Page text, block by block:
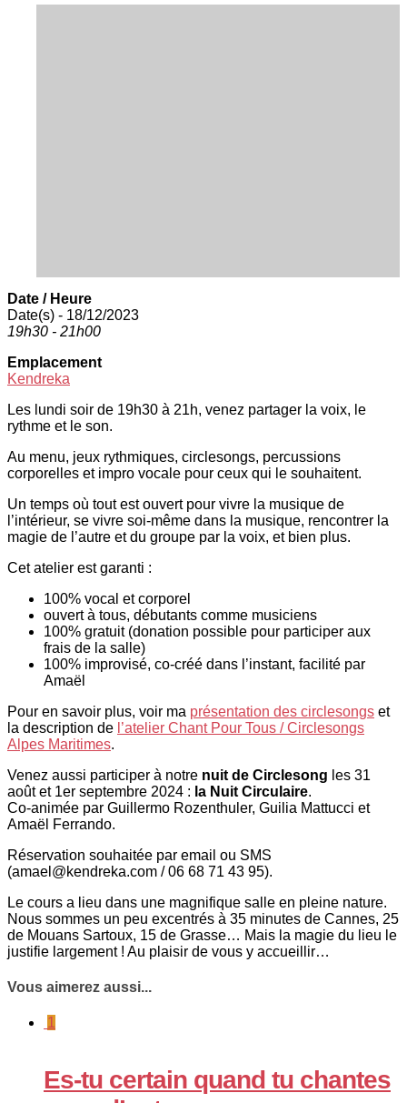
Date / Heure
Date(s) - 18/12/2023
19h30 - 21h00
Emplacement
Kendreka
Les lundi soir de 19h30 à 21h, venez partager la voix, le
rythme et le son.
Au menu, jeux rythmiques, circlesongs, percussions
corporelles et impro vocale pour ceux qui le souhaitent.
Un temps où tout est ouvert pour vivre la musique de
l’intérieur, se vivre soi-même dans la musique, rencontrer la
magie de l’autre et du groupe par la voix, et bien plus.
Cet atelier est garanti :
100% vocal et corporel
ouvert à tous, débutants comme musiciens
100% gratuit (donation possible pour participer aux
frais de la salle)
100% improvisé, co-créé dans l’instant, facilité par
Amaël
Pour en savoir plus, voir ma présentation des circlesongs et
la description de l’atelier Chant Pour Tous / Circlesongs
Alpes Maritimes.
Venez aussi participer à notre nuit de Circlesong les 31
août et 1er septembre 2024 : la Nuit Circulaire.
Co-animée par Guillermo Rozenthuler, Guilia Mattucci et
Amaël Ferrando.
Réservation souhaitée par email ou SMS
(amael@kendreka.com / 06 68 71 43 95).
Le cours a lieu dans une magnifique salle en pleine nature.
Nous sommes un peu excentrés à 35 minutes de Cannes, 25
de Mouans Sartoux, 15 de Grasse… Mais la magie du lieu le
justifie largement ! Au plaisir de vous y accueillir…
Vous aimerez aussi...
1
Es-tu certain quand tu chantes